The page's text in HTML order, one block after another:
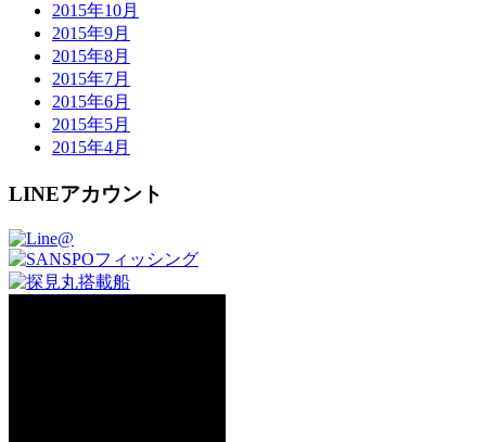
2015年10月
2015年9月
2015年8月
2015年7月
2015年6月
2015年5月
2015年4月
LINEアカウント